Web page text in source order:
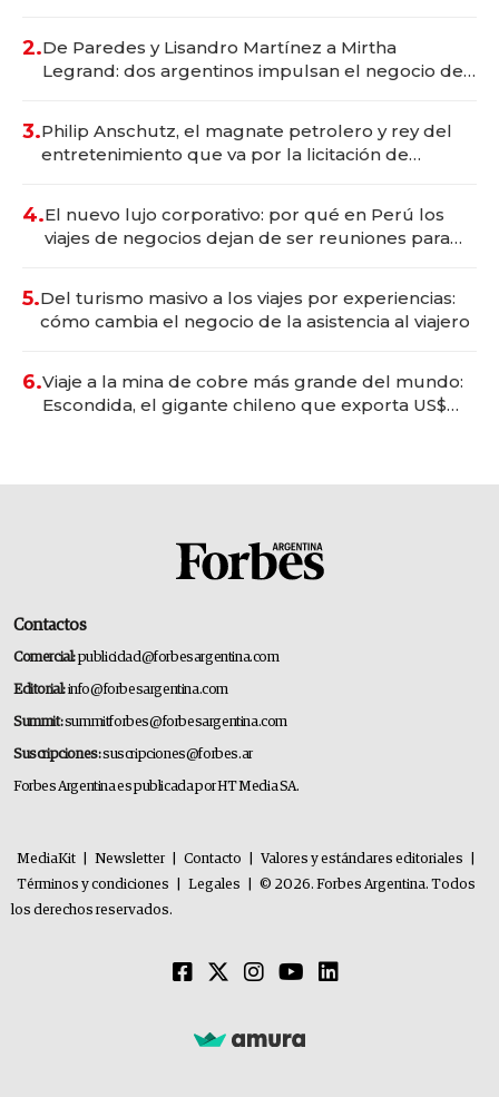
2.De Paredes y Lisandro Martínez a Mirtha
Legrand: dos argentinos impulsan el negocio del
3.Philip Anschutz, el magnate petrolero y rey del
entretenimiento que va por la licitación de
4.El nuevo lujo corporativo: por qué en Perú los
viajes de negocios dejan de ser reuniones para
5.Del turismo masivo a los viajes por experiencias:
cómo cambia el negocio de la asistencia al viajero
6.Viaje a la mina de cobre más grande del mundo:
Escondida, el gigante chileno que exporta US$
Contactos
Comercial:publicidad@forbesargentina.com
Editorial:info@forbesargentina.com
Summit:summitforbes@forbesargentina.com
Suscripciones:suscripciones@forbes.ar
Forbes Argentina es publicada por HT Media SA.
MediaKit Newsletter Contacto Valores y estándares editoriales
Términos y condiciones
Legales
© 2026. Forbes Argentina. Todos
los derechos reservados.